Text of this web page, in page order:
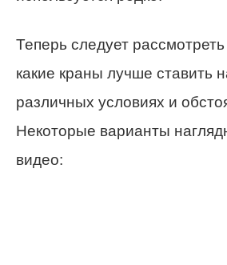
Теперь следует
какие краны лучше ставить
различных условиях и
Некоторые варианты
видео: